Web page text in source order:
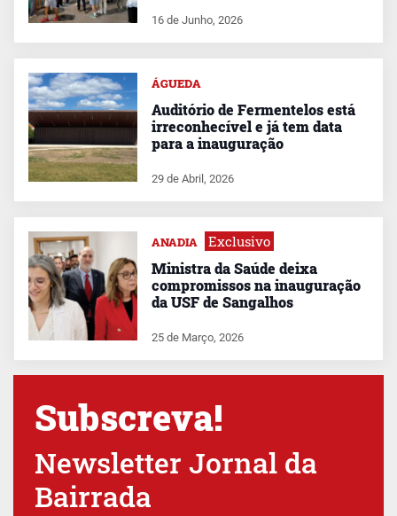
16 de Junho, 2026
ÁGUEDA
Auditório de Fermentelos está
irreconhecível e já tem data
para a inauguração
29 de Abril, 2026
ANADIA Exclusivo
Ministra da Saúde deixa
compromissos na inauguração
da USF de Sangalhos
25 de Março, 2026
Subscreva!
Newsletter Jornal da
Bairrada